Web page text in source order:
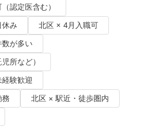
認定医含む）
み
北区 × 4月入職可
が多い
所など）
験歓迎
北区 × 駅近・徒歩圏内